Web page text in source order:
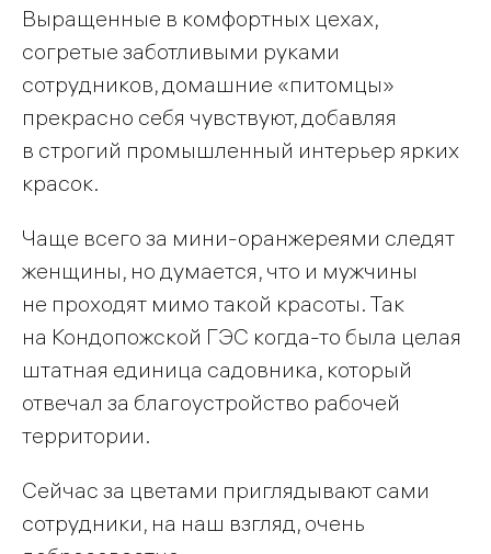
Выращенные в комфортных цехах,
согретые заботливыми руками
сотрудников, домашние «питомцы»
прекрасно себя чувствуют, добавляя
в строгий промышленный интерьер ярких
красок.
Чаще всего за мини-оранжереями следят
женщины, но думается, что и мужчины
не проходят мимо такой красоты. Так
на Кондопожской ГЭС когда-то была целая
штатная единица садовника, который
отвечал за благоустройство рабочей
территории.
Сейчас за цветами приглядывают сами
сотрудники, на наш взгляд, очень